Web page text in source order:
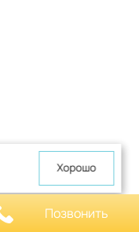
Хорошо
Позвонить